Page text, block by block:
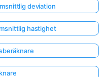
deviation
hastighet